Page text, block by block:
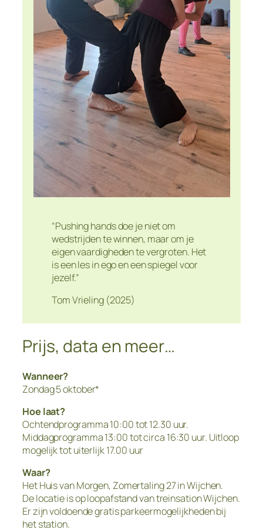
“Pushing hands doe je niet om
wedstrijden te winnen, maar om je
eigen vaardigheden te vergroten. Het
is een les in ego en een spiegel voor
jezelf.”
Tom Vrieling (2025)
Prijs, data en meer…
Wanneer?
Zondag 5 oktober*
Hoe laat?
Ochtendprogramma 10:00 tot 12.30 uur.
Middagprogramma 13:00 tot circa 16:30 uur. Uitloop
mogelijk tot uiterlijk 17.00 uur
Waar?
Het Huis van Morgen, Zomertaling 27 in Wijchen.
De locatie is op loopafstand van treinsation Wijchen.
Er zijn voldoende gratis parkeermogelijkheden bij
het station.